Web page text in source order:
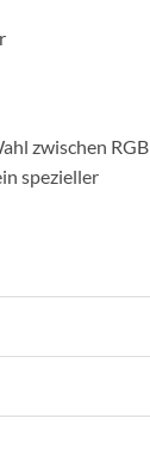
zwischen RGB
spezieller